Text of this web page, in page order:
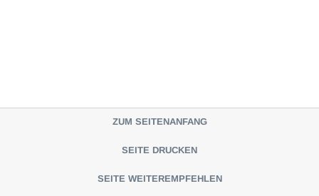
ZUM SEITENANFANG
SEITE DRUCKEN
SEITE WEITEREMPFEHLEN